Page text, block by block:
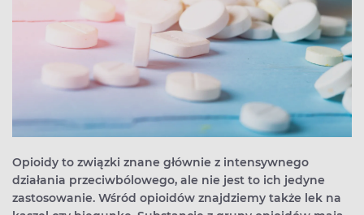
Opioidy to związki znane głównie z intensywnego
działania przeciwbólowego, ale nie jest to ich jedyne
zastosowanie. Wśród opioidów znajdziemy także lek na